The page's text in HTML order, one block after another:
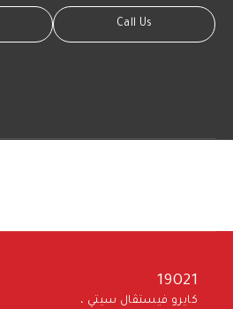
Call Us
19021
كايرو فيستڤال سيتي ،